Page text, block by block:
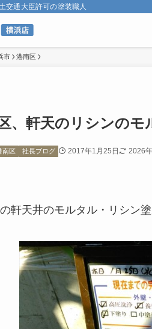
交通大臣許可の塗装職人
市 港南区
、軒天のリシンのモ
南区 社長ブログ 2017年1月25日 2026
軒天井のモルタル・リシン塗